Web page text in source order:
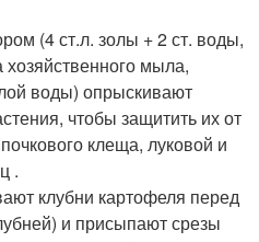
(4 ст.л. золы + 2 ст. воды,
хозяйственного мыла,
воды) опрыскивают
чтобы защитить их от
клеща, луковой и
.
клубни картофеля перед
и присыпают срезы